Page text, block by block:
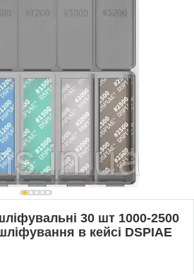
30 шт 1000-2500
в кейсі DSPIAE